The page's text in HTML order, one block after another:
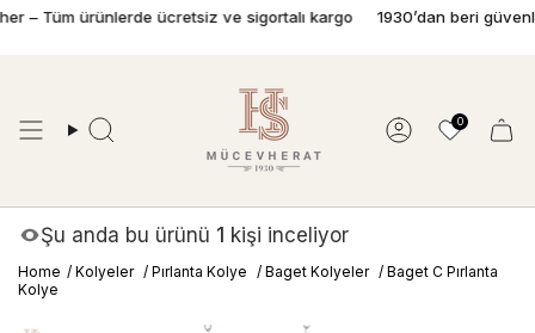
İçeriğe
Ara Hesap
0
Tüm ürünlerde ücretsiz ve sigortalı kargo 1930’dan beri güvenle
Şu anda bu ürünü 1 kişi inceliyor
Home / Kolyeler / Pırlanta Kolye / Baget Kolyeler / Baget C Pırlanta
Kolye